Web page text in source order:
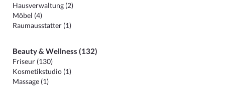
Hausverwaltung (2)
Möbel (4)
Raumausstatter (1)
Beauty & Wellness (132)
Friseur (130)
Kosmetikstudio (1)
Massage (1)